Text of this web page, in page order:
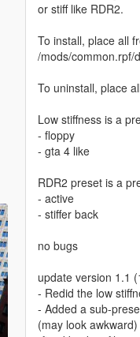
or stiff like RDR2.
To install, place all
/mods/common.rpf/
To uninstall, place
Low stiffness is a
- floppy
- gta 4 like
RDR2 preset is a
- active
- stiffer back
no bugs
update version 1.1
- Redid the low
- Added a sub-
(may look awkward)